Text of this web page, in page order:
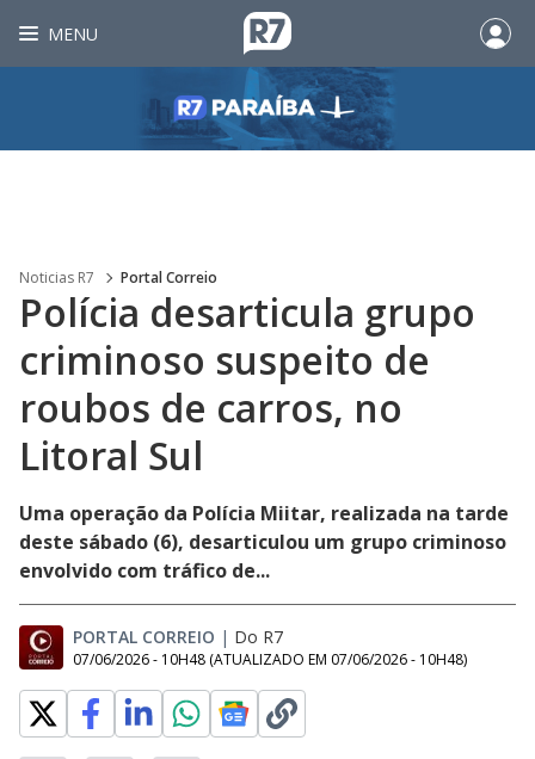
MENU
Noticias R7 Portal Correio
Polícia desarticula grupo
criminoso suspeito de
roubos de carros, no
Litoral Sul
Uma operação da Polícia Miitar, realizada na tarde
deste sábado (6), desarticulou um grupo criminoso
envolvido com tráfico de...
PORTAL CORREIO | Do R7
07/06/2026 - 10H48 (ATUALIZADO EM 07/06/2026 - 10H48)